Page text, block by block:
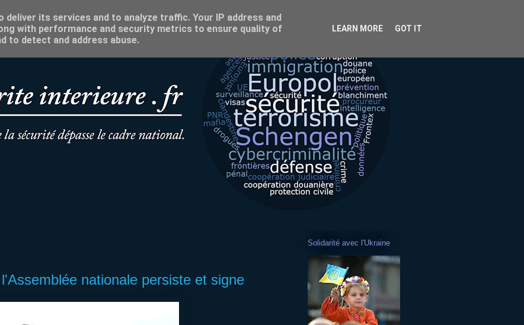
nationale persiste et signe
Solidarité avec l'Ukraine
its services and to analyze traffic. Your IP address and
with performance and security metrics to ensure quality of
to detect and address abuse.
LEARN MORE GOT IT